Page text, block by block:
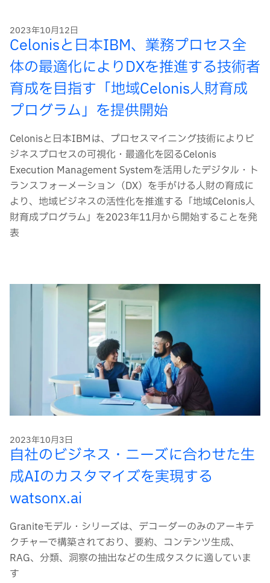
2023年10月12日
Celonisと日本IBM、業務プロセス全
体の最適化によりDXを推進する技術者
育成を目指す「地域Celonis人財育成
プログラム」を提供開始
Celonisと日本IBMは、プロセスマイニング技術によりビ
ジネスプロセスの可視化・最適化を図るCelonis
Execution Management Systemを活用したデジタル・ト
ランスフォーメーション（DX）を手がける人財の育成に
より、地域ビジネスの活性化を推進する「地域Celonis人
財育成プログラム」を2023年11月から開始することを発
表
2023年10月3日
自社のビジネス・ニーズに合わせた生
成AIのカスタマイズを実現する
watsonx.ai
Graniteモデル・シリーズは、デコーダーのみのアーキテ
クチャーで構築されており、要約、コンテンツ生成、
RAG、分類、洞察の抽出などの生成タスクに適していま
す